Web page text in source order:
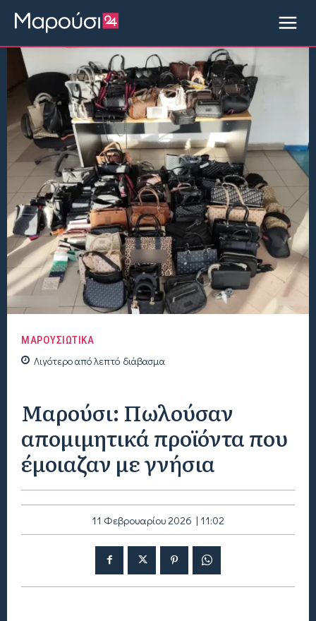
ΜΑΡΟΥΣΙΩΤΙΚΑ
Λιγότερο απόλεπτό διάβασμα
Μαρούσι: Πωλούσαν
απομιμητικά προϊόντα που
έμοιαζαν με γνήσια
11 Φεβρουαρίου 2026 | 11:02